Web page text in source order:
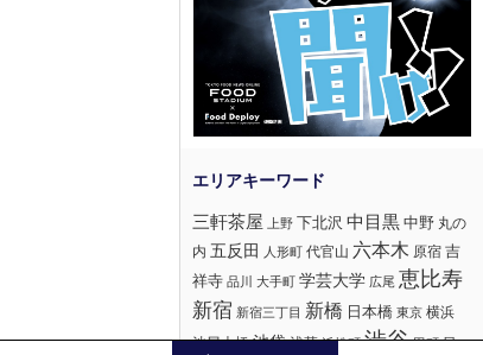
三軒茶屋 上野 下北沢 中目黒中野 丸の
内 五反田 人形町 代官山 六本木 原宿 吉
祥寺 品川 大手町 学芸大学 広尾 恵比寿
新宿 新宿三丁目 新橋 日本橋 東京 横浜
池尻大橋 池袋浅草 浜松町 渋谷 田町 目